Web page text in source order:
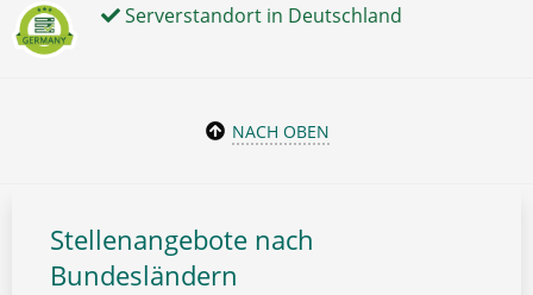
Serverstandort in Deutschland
NACH OBEN
Stellenangebote nach
Bundesländern